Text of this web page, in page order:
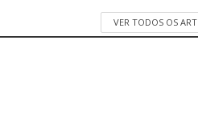
VER TODOS OS